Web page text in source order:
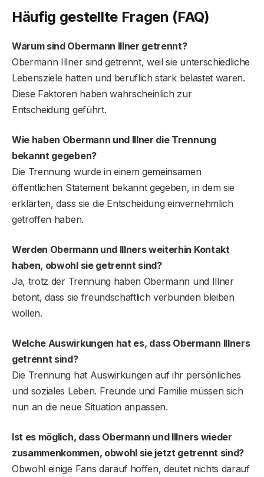
Häufig gestellte Fragen (FAQ)
Warum sind Obermann Illner getrennt?
Obermann Illner sind getrennt, weil sie unterschiedliche
Lebensziele hatten und beruflich stark belastet waren.
Diese Faktoren haben wahrscheinlich zur
Entscheidung geführt.
Wie haben Obermann und Illner die Trennung
bekannt gegeben?
Die Trennung wurde in einem gemeinsamen
öffentlichen Statement bekannt gegeben, in dem sie
erklärten, dass sie die Entscheidung einvernehmlich
getroffen haben.
Werden Obermann und Illners weiterhin Kontakt
haben, obwohl sie getrennt sind?
Ja, trotz der Trennung haben Obermann und Illner
betont, dass sie freundschaftlich verbunden bleiben
wollen.
Welche Auswirkungen hat es, dass Obermann Illners
getrennt sind?
Die Trennung hat Auswirkungen auf ihr persönliches
und soziales Leben. Freunde und Familie müssen sich
nun an die neue Situation anpassen.
Ist es möglich, dass Obermann und Illners wieder
zusammenkommen, obwohl sie jetzt getrennt sind?
Obwohl einige Fans darauf hoffen, deutet nichts darauf